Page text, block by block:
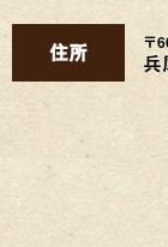
住所
〒
兵